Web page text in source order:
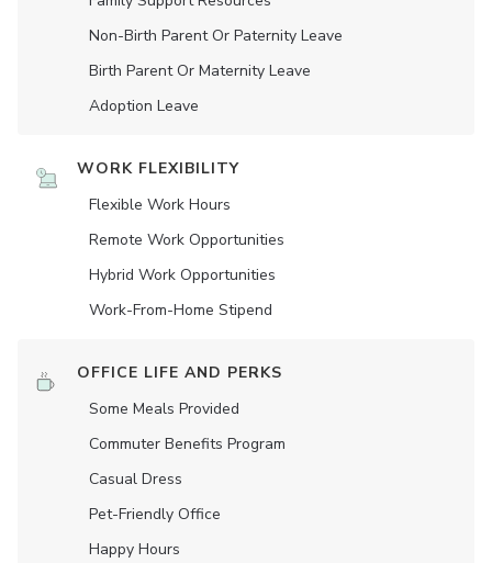
Non-Birth Parent Or Paternity Leave
Birth Parent Or Maternity Leave
Adoption Leave
WORK FLEXIBILITY
Flexible Work Hours
Remote Work Opportunities
Hybrid Work Opportunities
Work-From-Home Stipend
OFFICE LIFE AND PERKS
Some Meals Provided
Commuter Benefits Program
Casual Dress
Pet-Friendly Office
Happy Hours